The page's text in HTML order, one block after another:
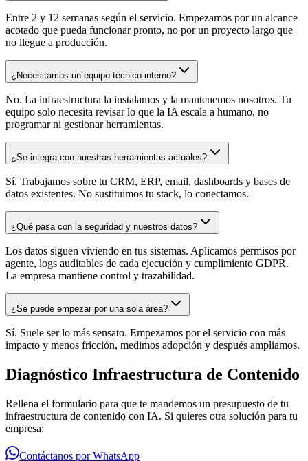
Entre 2 y 12 semanas según el servicio. Empezamos por un alcance
acotado que pueda funcionar pronto, no por un proyecto largo que
no llegue a producción.
¿Necesitamos un equipo técnico interno?
No. La infraestructura la instalamos y la mantenemos nosotros. Tu
equipo solo necesita revisar lo que la IA escala a humano, no
programar ni gestionar herramientas.
¿Se integra con nuestras herramientas actuales?
Sí. Trabajamos sobre tu CRM, ERP, email, dashboards y bases de
datos existentes. No sustituimos tu stack, lo conectamos.
¿Qué pasa con la seguridad y nuestros datos?
Los datos siguen viviendo en tus sistemas. Aplicamos permisos por
agente, logs auditables de cada ejecución y cumplimiento GDPR.
La empresa mantiene control y trazabilidad.
¿Se puede empezar por una sola área?
Sí. Suele ser lo más sensato. Empezamos por el servicio con más
impacto y menos fricción, medimos adopción y después ampliamos.
Diagnóstico Infraestructura de Contenido
Rellena el formulario para que te mandemos un presupuesto de tu
infraestructura de contenido con IA. Si quieres otra solución para tu
empresa:
Contáctanos por WhatsApp